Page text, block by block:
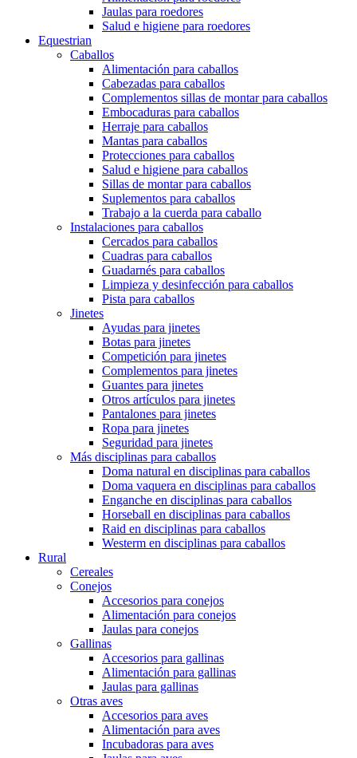
Jaulas para roedores
Salud e higiene para roedores
Equestrian
Caballos
Alimentación para caballos
Cabezadas para caballos
Complementos sillas de montar para caballos
Embocaduras para caballos
Herraje para caballos
Mantas para caballos
Protecciones para caballos
Salud e higiene para caballos
Sillas de montar para caballos
Suplementos para caballos
Trabajo a la cuerda para caballo
Instalaciones para caballos
Cercados para caballos
Cuadras para caballos
Guadarnés para caballos
Limpieza y desinfección para caballos
Pista para caballos
Jinetes
Ayudas para jinetes
Botas para jinetes
Competición para jinetes
Complementos para jinetes
Guantes para jinetes
Otros artículos para jinetes
Pantalones para jinetes
Ropa para jinetes
Seguridad para jinetes
Más disciplinas para caballos
Doma natural en disciplinas para caballos
Doma vaquera en disciplinas para caballos
Enganche en disciplinas para caballos
Horseball en disciplinas para caballos
Raid en disciplinas para caballos
Westerm en disciplinas para caballos
Rural
Cereales
Conejos
Accesorios para conejos
Alimentación para conejos
Jaulas para conejos
Gallinas
Accesorios para gallinas
Alimentación para gallinas
Jaulas para gallinas
Otras aves
Accesorios para aves
Alimentación para aves
Incubadoras para aves